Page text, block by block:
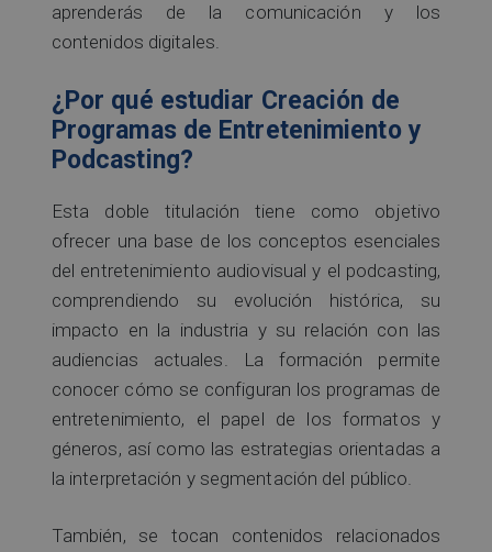
aprenderás de la comunicación y los
contenidos digitales.
¿Por qué estudiar Creación de
Programas de Entretenimiento y
Podcasting?
Esta doble titulación tiene como objetivo
ofrecer una base de los conceptos esenciales
del entretenimiento audiovisual y el podcasting,
comprendiendo su evolución histórica, su
impacto en la industria y su relación con las
audiencias actuales. La formación permite
conocer cómo se configuran los programas de
entretenimiento, el papel de los formatos y
géneros, así como las estrategias orientadas a
la interpretación y segmentación del público.
También, se tocan contenidos relacionados